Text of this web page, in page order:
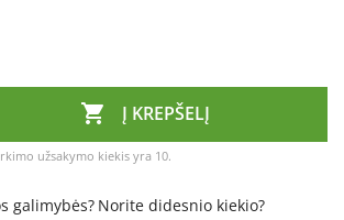
 Į KREPŠELĮ
užsakymo kiekis yra 10.
galimybės? Norite didesnio kiekio?